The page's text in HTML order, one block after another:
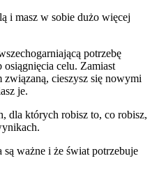
i masz w sobie dużo więcej
potrzebę
celu. Zamiast
cieszysz się nowymi
je.
dla których robisz to, co robisz,
ważne i że świat potrzebuje